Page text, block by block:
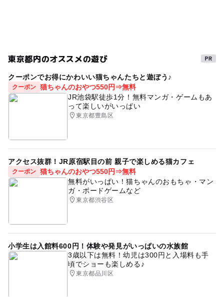
暑い日でもOK 節約でおでかけ
節約子連れ 遊びと学び 節約遊び場
体感ミュージアム GW(ゴールデンウィーク)2027
図書室 ミュージアム
0円スポット 連休 東京都民の日
夏休み・自由研究2026 春休みおでかけ
人力車
三連休 都道府県民の日 都営浅草線
寒い日 雨のお出かけ
東京都内のオススメの遊び
クーポンでお得にかわいい猫ちゃんたちと遊ぼう♪
クーポン 猫ちゃんのおやつ550円⇒無料
JR池袋駅徒歩1分！無料マンガ・ゲームもあ
って楽しいがいっぱい
東京都豊島区
アクセス抜群！JR原宿駅目の前 親子で楽しめる猫カフェ
クーポン 猫ちゃんのおやつ550円⇒無料
無料がいっぱい！猫ちゃんのおもちゃ・マン
ガ・ボードゲームなど
東京都渋谷区
小学生は入館料600円！体験や発見がいっぱいの水族館
3歳以下は無料！幼児は300円と入場料も手
頃でショーも楽しめる♪
東京都品川区